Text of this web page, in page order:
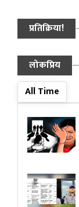
प्रतिक्रिया!
लोकप्रिय
All Time